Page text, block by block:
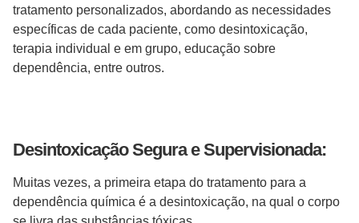
tratamento personalizados, abordando as necessidades
específicas de cada paciente, como desintoxicação,
terapia individual e em grupo, educação sobre
dependência, entre outros.
Desintoxicação Segura e Supervisionada:
Muitas vezes, a primeira etapa do tratamento para a
dependência química é a desintoxicação, na qual o corpo